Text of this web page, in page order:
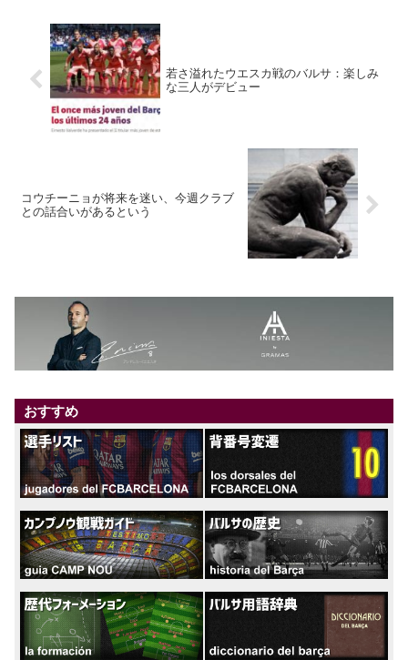
若さ溢れたウエスカ戦のバルサ：楽しみ
な三人がデビュー
コウチーニョが将来を迷い、今週クラブ
との話合いがあるという
おすすめ